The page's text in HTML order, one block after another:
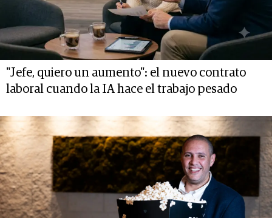
"Jefe, quiero un aumento": el nuevo contrato
laboral cuando la IA hace el trabajo pesado